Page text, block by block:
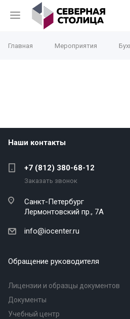
Главная Мероприятия
Наши контакты
+7 (812) 380-68-12
Заказать звонок
Санкт-Петербург
Лермонтовский пр., 7А
info@iocenter.ru
Обращение руководителя
Лицензии и образцы документов
Документы
Учебный центр